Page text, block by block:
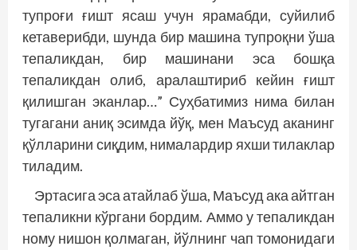
тупроғи ғишт ясаш учун ярамабди, суйилиб
кетаверибди, шунда бир машина тупроқни ўша
тепаликдан, бир машинани эса бош­қа
тепаликдан олиб, аралаштириб кейин ғишт
қилишган эканлар…” Суҳбатимиз нима билан
тугагани аниқ эсимда йўқ, мен Маъсуд аканинг
қўлларини сиқдим, нималардир яхши тилаклар
тиладим.
Эртасига эса атайлаб ўша, Маъсуд ака айтган
тепаликни кўргани бордим. Аммо у тепаликдан
ному нишон қолмаган, йўлнинг чап томонидаги